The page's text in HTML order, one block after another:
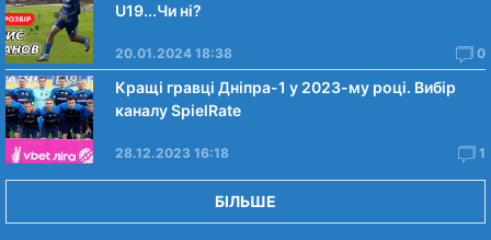
U19...Чи нi?
20.01.2024 18:38 0
Кращі гравці Дніпра-1 у 2023-му році. Вибiр
каналу SpielRate
28.12.2023 16:18 1
БІЛЬШЕ